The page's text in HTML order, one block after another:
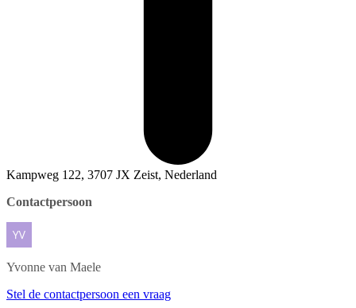
Kampweg 122, 3707 JX Zeist, Nederland
Contactpersoon
Yvonne van Maele
Stel de contactpersoon een vraag